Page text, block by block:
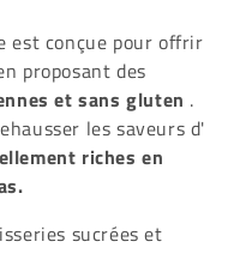
est conçue pour offrir
proposant des
et sans gluten .
les saveurs d'
riches en
sucrées et